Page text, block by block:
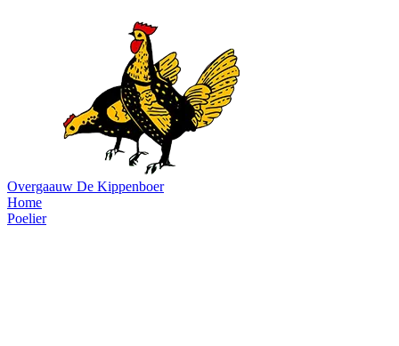
Overgaauw De Kippenboer
Home
Poelier